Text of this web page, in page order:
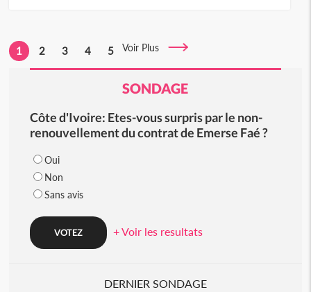
1 2 3 4 5 Voir Plus
SONDAGE
Côte d'Ivoire: Etes-vous surpris par le non-
renouvellement du contrat de Emerse Faé ?
Oui
Non
Sans avis
+ Voir les resultats
DERNIER SONDAGE